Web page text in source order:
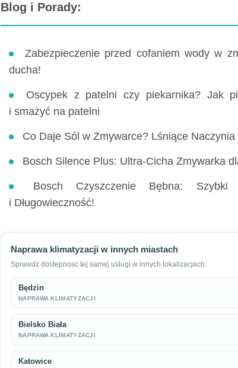
Blog i Porady:
Zabezpieczenie przed cofaniem wody w
ducha!
Oscypek z patelni czy piekarnika? Jak
i smażyć na patelni
Co Daje Sól w Zmywarce? Lśniące
Bosch Silence Plus: Ultra-Cicha Zmywarka
Bosch Czyszczenie Bębna:
i Długowieczność!
Naprawa klimatyzacji w innych miastach
Sprawdz dostepnosc tej samej uslugi w innych lokalizacjach.
Będzin
NAPRAWA KLIMATYZACJI
Bielsko Biała
NAPRAWA KLIMATYZACJI
Katowice